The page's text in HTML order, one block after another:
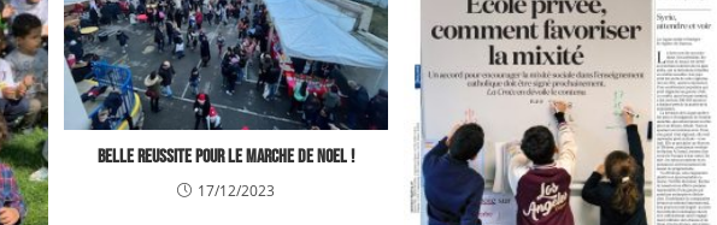
Belle reussite pour le marche de noel !
17/12/2023